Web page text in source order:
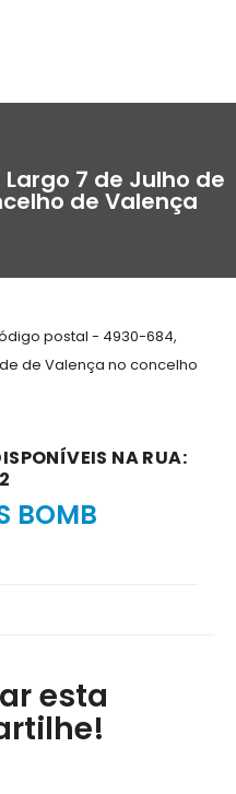
7 de Julho de
de Valença
postal - 4930-684,
de Valença no concelho
NA RUA:
BOMB
esta